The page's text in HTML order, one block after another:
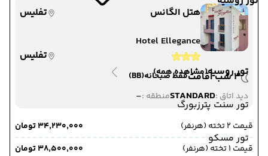
تور روسیه(مشاهده همه)
تور سنت پترزبورگ
تور مسکو
هتل الگانس
تفلیس
Hotel Ellegance
تفلیس
3 شب اقامت
فقط صبحانه(BB)
دید اتاق :STANDARDمنطقه :-
قیمت 2 تخته (هرنفر)
۳۴٬۲۳۰٬۰۰۰ تومان
قیمت 1 تخته (هرنفر)
۳۸٬۵۰۰٬۰۰۰ تومان